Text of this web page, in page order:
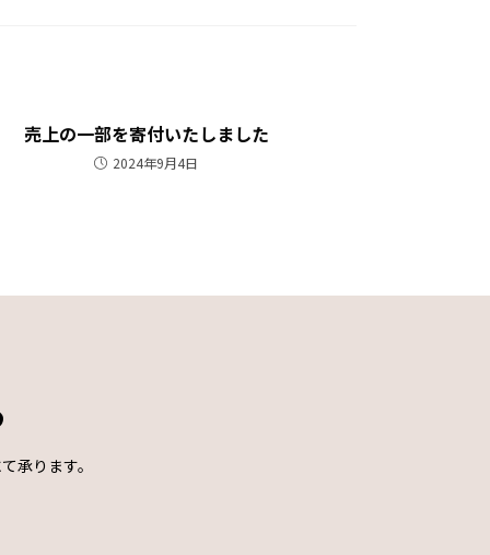
売上の一部を寄付いたしました
2024年9月4日
承ります。